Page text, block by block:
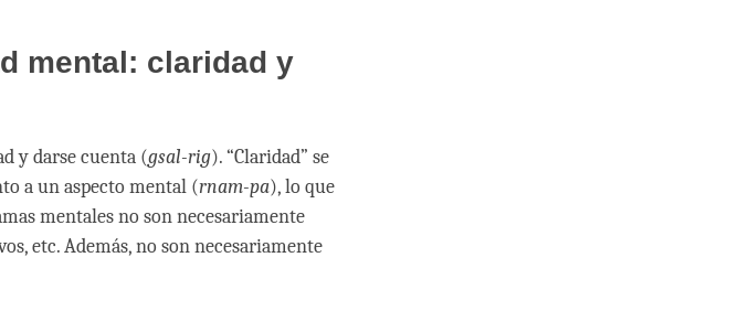
mental: claridad y
y darse cuenta (gsal-rig). “Claridad” se
a un aspecto mental (rnam-pa), lo que
mentales no son necesariamente
etc. Además, no son necesariamente